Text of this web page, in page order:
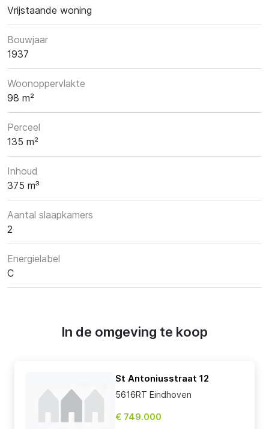
Vrijstaande woning
Bouwjaar
1937
Woonoppervlakte
98 m²
Perceel
135 m²
Inhoud
375 m³
Aantal slaapkamers
2
Energielabel
C
In de omgeving te koop
St Antoniusstraat 12
5616RT Eindhoven
€ 749.000